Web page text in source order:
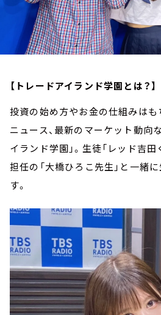
【トレードアイランド学園とは？】
投資の始め方やお金の仕組みはも
ニュース、最新のマーケット動向
イランド学園」。生徒「レッド吉田
担任の「大橋ひろこ先生」と一緒
す。